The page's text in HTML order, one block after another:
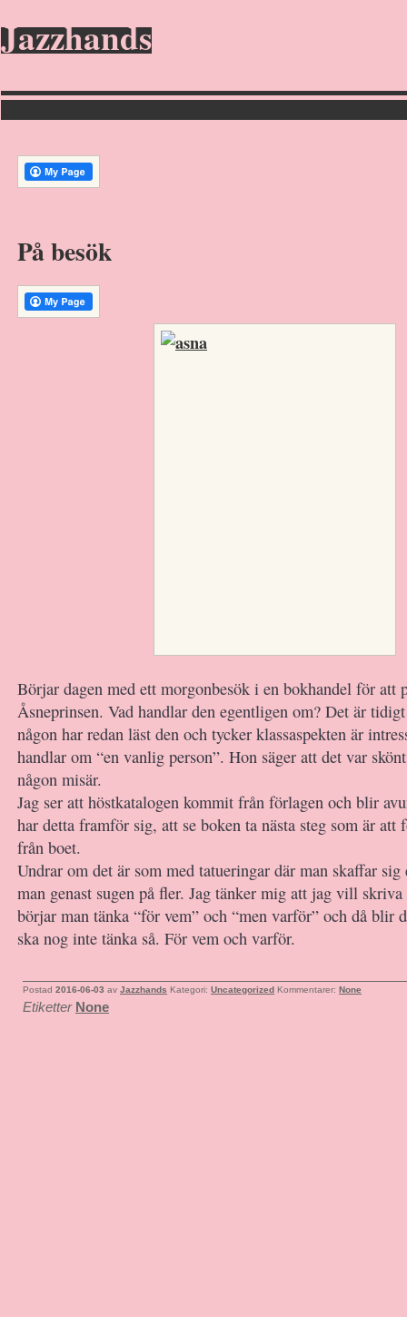
Jazzhands
På besök
Börjar dagen med ett morgonbesök i en bokhandel för att
Åsneprinsen. Vad handlar den egentligen om? Det är
någon har redan läst den och tycker klassaspekten är
handlar om “en vanlig person”. Hon säger att det var
någon misär.
Jag ser att höstkatalogen kommit från förlagen och blir
har detta framför sig, att se boken ta nästa steg som är att
från boet.
Undrar om det är som med tatueringar där man skaffar sig
man genast sugen på fler. Jag tänker mig att jag vill
börjar man tänka “för vem” och “men varför” och då blir
ska nog inte tänka så. För vem och varför.
Postad 2016-06-03 av Jazzhands Kategori: Uncategorized Kommentarer: None
Etiketter None